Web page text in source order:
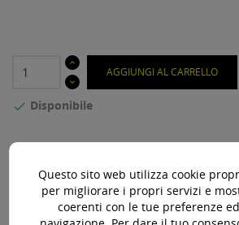
AGGIUNGI AL CARRELLO
 Disponibile
Questo sito web utilizza cookie
per migliorare i propri servizi e
coerenti con le tue preferenze